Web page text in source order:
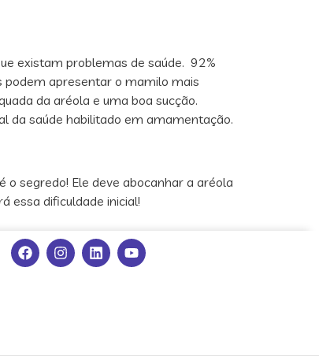
existam problemas de saúde. 92%
podem apresentar o mamilo mais
da aréola e uma boa sucção.
da saúde habilitado em amamentação.
o segredo! Ele deve abocanhar a aréola
essa dificuldade inicial!